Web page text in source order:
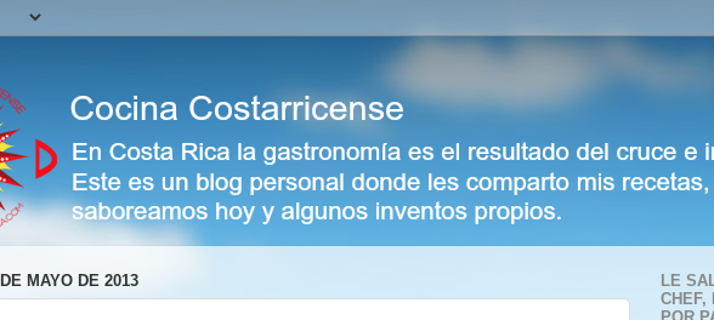
MAYO DE 2013
LE
CHEF,